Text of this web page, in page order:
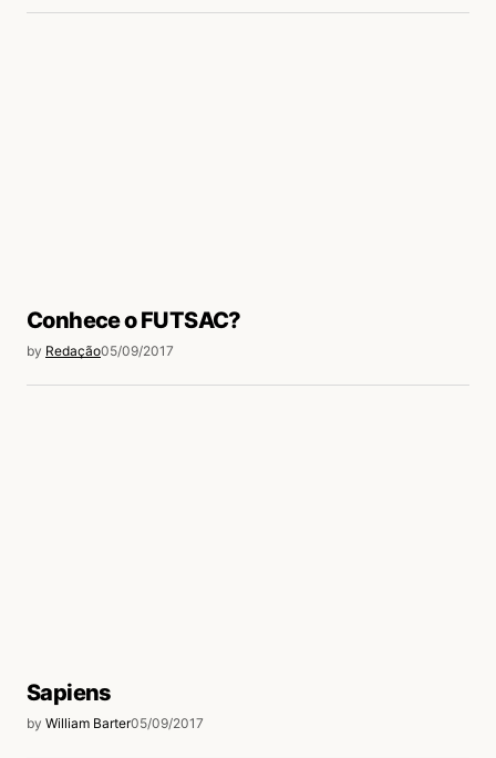
Conhece o FUTSAC?
by Redação05/09/2017
Sapiens
by William Barter05/09/2017